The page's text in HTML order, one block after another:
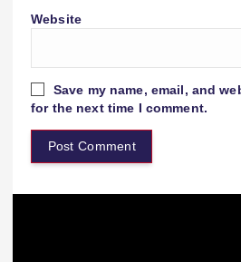
Website
Save my name, email, and
for the next time I comment.